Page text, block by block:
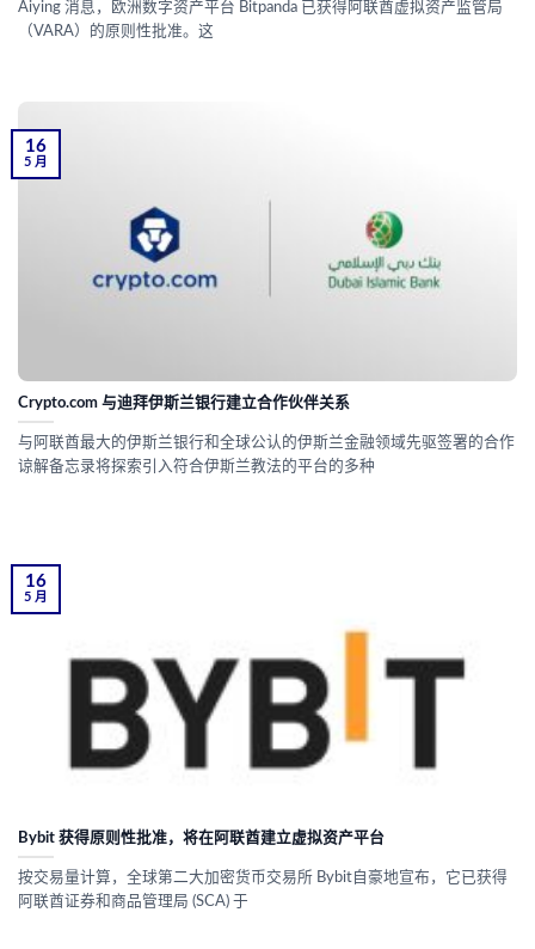
Aiying 消息，欧洲数字资产平台 Bitpanda 已获得阿联酋虚拟资产监管局
（VARA）的原则性批准。这
Crypto.com 与迪拜伊斯兰银行建立合作伙伴关系
与阿联酋最大的伊斯兰银行和全球公认的伊斯兰金融领域先驱签署的合作
谅解备忘录将探索引入符合伊斯兰教法的平台的多种
16
5 月
Bybit 获得原则性批准，将在阿联酋建立虚拟资产平台
按交易量计算，全球第二大加密货币交易所 Bybit自豪地宣布，它已获得
阿联酋证券和商品管理局 (SCA) 于
16
5 月